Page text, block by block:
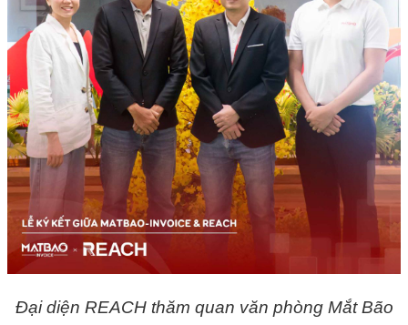
Đại diện REACH thăm quan văn phòng Mắt Bão